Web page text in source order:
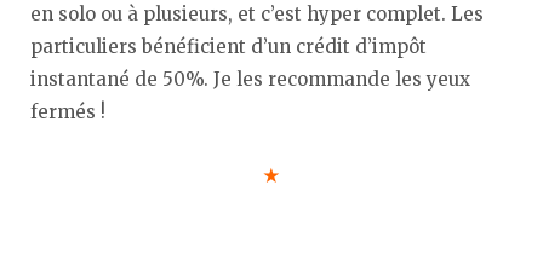
en solo ou à plusieurs, et c’est hyper complet. Les
particuliers bénéficient d’un crédit d’impôt
instantané de 50%. Je les recommande les yeux
fermés !
★